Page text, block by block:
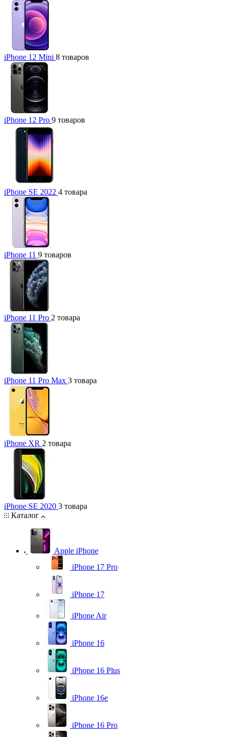
iPhone 12 Mini 8 товаров
iPhone 12 Pro 9 товаров
iPhone SE 2022 4 товара
iPhone 11 9 товаров
iPhone 11 Pro 2 товара
iPhone 11 Pro Max 3 товара
iPhone XR 2 товара
iPhone SE 2020 3 товара
Каталог
Apple iPhone
iPhone 17 Pro
iPhone 17
iPhone Air
iPhone 16
iPhone 16 Plus
iPhone 16e
iPhone 16 Pro